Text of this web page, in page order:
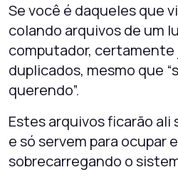
Se você é daqueles que
colando arquivos de um
computador, certamente
duplicados, mesmo que
querendo”.
Estes arquivos ficarão
e só servem para ocupar
sobrecarregando o